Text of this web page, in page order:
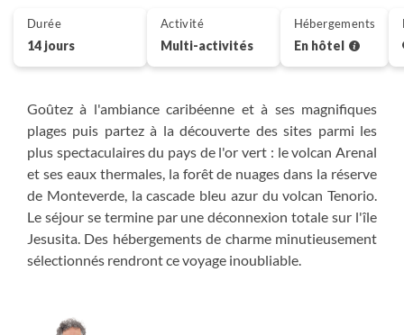
Goûtez à l'ambiance caribéenne et à ses magnifiques
plages puis partez à la découverte des sites parmi les
plus spectaculaires du pays de l'or vert : le volcan Arenal
et ses eaux thermales, la forêt de nuages dans la réserve
de Monteverde, la cascade bleu azur du volcan Tenorio.
Le séjour se termine par une déconnexion totale sur l'île
Jesusita. Des hébergements de charme minutieusement
sélectionnés rendront ce voyage inoubliable.
Durée
14 jours
Activité
Multi-activités
Hébergements
En hôtel